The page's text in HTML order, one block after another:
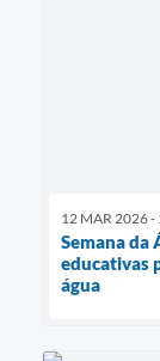
12 MAR 2026 -
Semana da
educativas
água